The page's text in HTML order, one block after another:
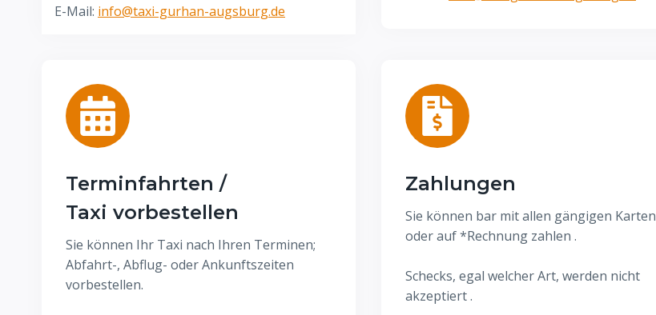
E-Mail: info@taxi-gurhan-augsburg.de
Terminfahrten /
Taxi vorbestellen
Sie können Ihr Taxi nach Ihren Terminen;
Abfahrt-, Abflug- oder Ankunftszeiten
vorbestellen.
Zahlungen
Sie können bar mit allen gängigen Karten
oder auf *Rechnung zahlen .
Schecks, egal welcher Art, werden nicht
akzeptiert .